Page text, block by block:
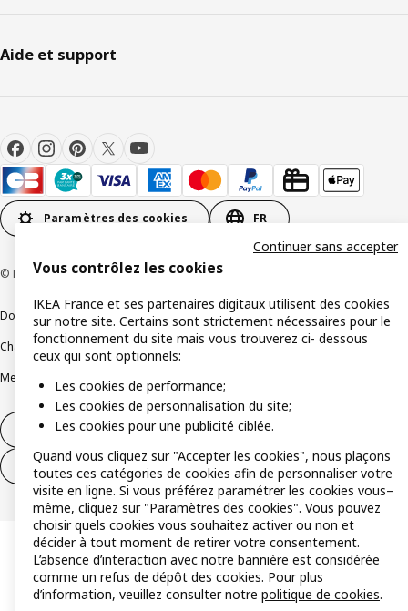
Aide et support
Paramètres des cookies FR
© Inter IKEA Systems B.V 1999-2026
Documents juridiques et informations légales
Charte de protection des donnéesPolitique relative aux cookies
Mentions légales
Alertes fraude Rappel produit
Formulaire de rétractation – produits
Formulaire de rétractation – services
Vous contrôlez les cookies
IKEA France et ses partenaires digitaux utilisent des cookies
sur notre site. Certains sont strictement nécessaires pour le
fonctionnement du site mais vous trouverez ci- dessous
ceux qui sont optionnels:
Les cookies de performance;
Les cookies de personnalisation du site;
Les cookies pour une publicité ciblée.
Quand vous cliquez sur "Accepter les cookies", nous plaçons
toutes ces catégories de cookies afin de personnaliser votre
visite en ligne. Si vous préférez paramétrer les cookies vous–
même, cliquez sur "Paramètres des cookies". Vous pouvez
choisir quels cookies vous souhaitez activer ou non et
décider à tout moment de retirer votre consentement.
L’absence d’interaction avec notre bannière est considérée
comme un refus de dépôt des cookies. Pour plus
d’information, veuillez consulter notre politique de cookies.
Continuer sans accepter